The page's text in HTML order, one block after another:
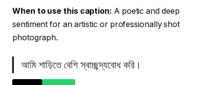
When to use this caption: A poetic and deep
sentiment for an artistic or professionally shot
photograph.
আমি শাড়িতে বেশি স্বাচ্ছন্দ্যবোধ করি।